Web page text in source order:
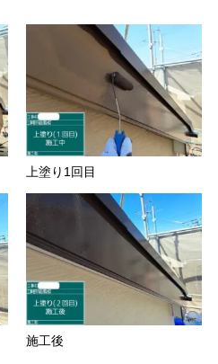
上塗り1回目
施工後